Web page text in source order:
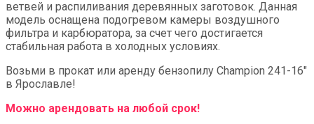
ветвей и распиливания деревянных заготовок. Данная
модель оснащена подогревом камеры воздушного
фильтра и карбюратора, за счет чего достигается
стабильная работа в холодных условиях.
Возьми в прокат или аренду бензопилу Champion 241-16″
в Ярославле!
Можно арендовать на любой срок!